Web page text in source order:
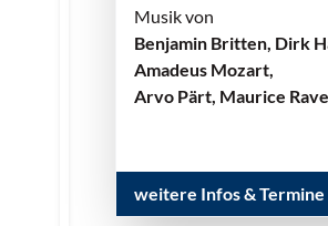
Musik von
Benjamin Britten, Dirk
Amadeus Mozart,
Arvo Pärt, Maurice
weitere Infos & Termine